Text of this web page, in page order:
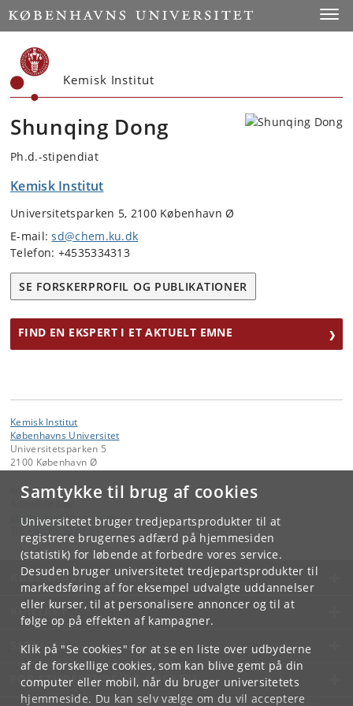
Samtykke til brug af cookies
Universitetet bruger tredjepartsprodukter til at
registrere brugernes adfærd på hjemmesiden
(statistik) for løbende at forbedre vores service.
Desuden bruger universitetet tredjepartsprodukter til
markedsføring af for eksempel udvalgte uddannelser
eller kurser, til at personalisere annoncer og til at
følge op på effekten af kampagner.
Klik på "Se cookies" for at se en liste over udbyderne
af de forskellige cookies, som kan blive gemt på din
computer eller mobil, når du bruger universitetets
hjemmeside. Du kan selv vælge om du vil acceptere
Start
Kemisk Institut
Shunqing Dong
Ph.d.-stipendiat
Kemisk Institut
Universitetsparken 5, 2100 København Ø
E-mail:sd@chem.ku.dk
Telefon: +4535334313
SE FORSKERPROFIL OG PUBLIKATIONER
FIND EN EKSPERT I ET AKTUELT EMNE
Kemisk Institut
Københavns Universitet
Universitetsparken 5
2100 København Ø
Kontakt:
Administrator
chemadm@chem. ku.dk
KØBENHAVNS UNIVERSITET
KONTAKT
SERVICES
FOR STUDERENDE OG ANSATTE